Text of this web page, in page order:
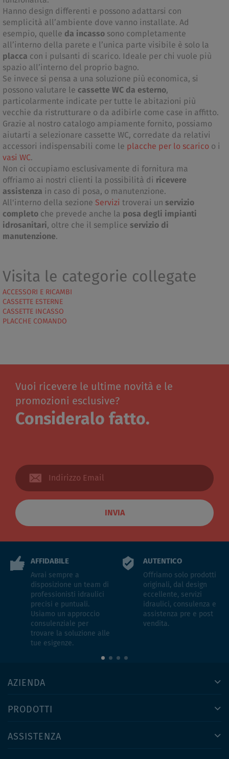
Hanno design differenti e possono adattarsi con
semplicità all’ambiente dove vanno installate. Ad
esempio, quelle da incasso sono completamente
all’interno della parete e l’unica parte visibile è solo la
placca con i pulsanti di scarico. Ideale per chi vuole più
spazio all’interno del proprio bagno.
Se invece si pensa a una soluzione più economica, si
possono valutare le cassette WC da esterno,
particolarmente indicate per tutte le abitazioni più
vecchie da ristrutturare o da adibirle come case in affitto.
Grazie al nostro catalogo ampiamente fornito, possiamo
aiutarti a selezionare cassette WC, corredate da relativi
accessori indispensabili come le placche per lo scarico o i
vasi WC.
Non ci occupiamo esclusivamente di fornitura ma
offriamo ai nostri clienti la possibilità di ricevere
assistenza in caso di posa, o manutenzione.
All'interno della sezione Servizi troverai un servizio
completo che prevede anche la posa degli impianti
idrosanitari, oltre che il semplice servizio di
manutenzione.
Visita le categorie collegate
ACCESSORI E RICAMBI
CASSETTE ESTERNE
CASSETTE INCASSO
PLACCHE COMANDO
Vuoi ricevere le ultime novità e le
promozioni esclusive?
Consideralo fatto.
INVIA
AFFIDABILE
Avrai sempre a
disposizione un team di
professionisti idraulici
precisi e puntuali.
Usiamo un approccio
consulenziale per
trovare la soluzione alle
tue esigenze.
AUTENTICO
Offriamo solo prodotti
originali, dal design
eccellente, servizi
idraulici, consulenza e
assistenza pre e post
vendita.
AZIENDA
PRODOTTI
ASSISTENZA